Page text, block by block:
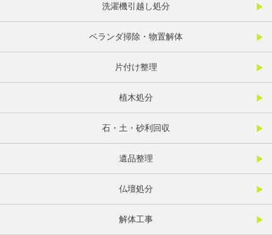
洗濯機引越し処分
ベランダ掃除・物置解体
片付け整理
植木処分
石・土・砂利回収
遺品整理
仏壇処分
解体工事